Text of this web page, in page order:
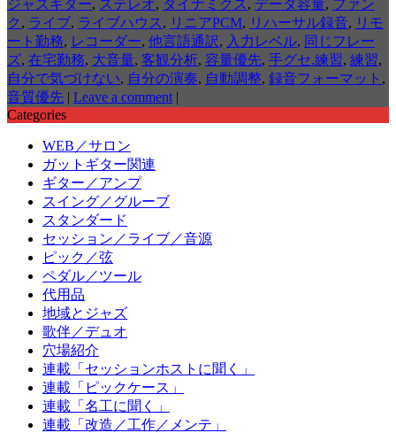
ジャズギター, ステレオ, ダイナミクス , データ容量, ファン
ク , ライブ, ライブハウス , リニアPCM, リハーサル録音, リモ
ート勤務, レコーダー, 他言語通訳, 入力レベル, 同じフレー
ズ, 在宅勤務, 大音量, 客観分析, 容量優先, 手グセ.練習, 練習,
自分で気づけない, 自分の演奏, 自動調整, 録音フォーマット ,
音質優先 | Leave a comment |
Categories
WEB／サロン
ガットギター関連
ギター／アンプ
スイング／グルーブ
スタンダード
セッション／ライブ／音源
ピック／弦
ペダル／ツール
代用品
地域とジャズ
歌伴／デュオ
穴場紹介
連載「セッションホストに聞く」
連載「ピックケース」
連載「名工に聞く」
連載「改造／工作／メンテ」